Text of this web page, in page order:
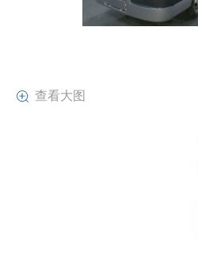
投资者提问
销售与服务网络
查看大图